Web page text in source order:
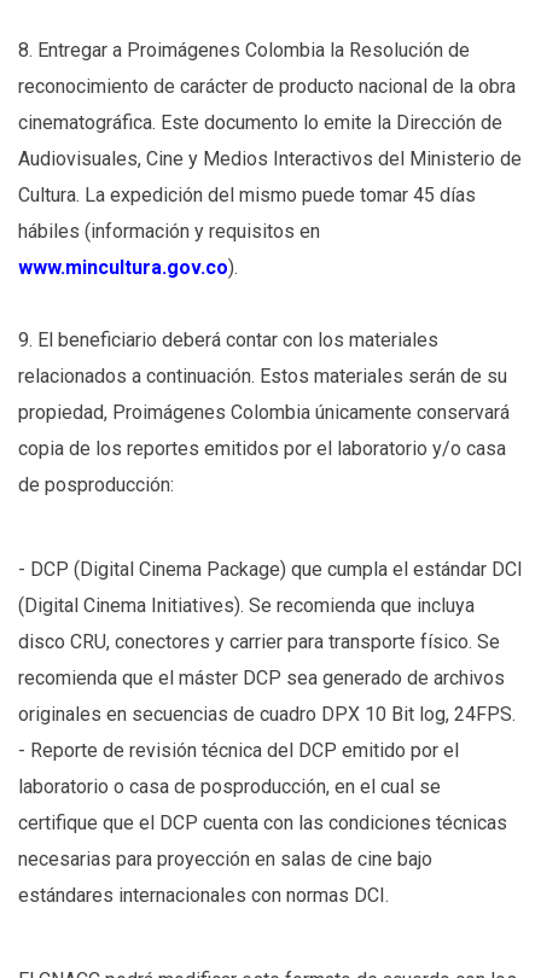
8. Entregar a Proimágenes Colombia la Resolución de
reconocimiento de carácter de producto nacional de la obra
cinematográfica. Este documento lo emite la Dirección de
Audiovisuales, Cine y Medios Interactivos del Ministerio de
Cultura. La expedición del mismo puede tomar 45 días
hábiles (información y requisitos en
www.mincultura.gov.co).
9. El beneficiario deberá contar con los materiales
relacionados a continuación. Estos materiales serán de su
propiedad, Proimágenes Colombia únicamente conservará
copia de los reportes emitidos por el laboratorio y/o casa
de posproducción:
- DCP (Digital Cinema Package) que cumpla el estándar DCI
(Digital Cinema Initiatives). Se recomienda que incluya
disco CRU, conectores y carrier para transporte físico. Se
recomienda que el máster DCP sea generado de archivos
originales en secuencias de cuadro DPX 10 Bit log, 24FPS.
- Reporte de revisión técnica del DCP emitido por el
laboratorio o casa de posproducción, en el cual se
certifique que el DCP cuenta con las condiciones técnicas
necesarias para proyección en salas de cine bajo
estándares internacionales con normas DCI.